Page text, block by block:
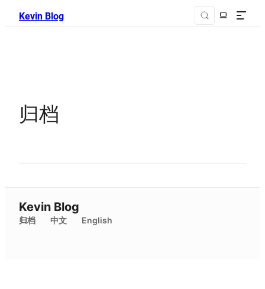
Kevin Blog
归档
Kevin Blog
归档 中文 English